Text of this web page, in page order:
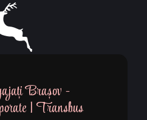
Brașov -
| Transbus